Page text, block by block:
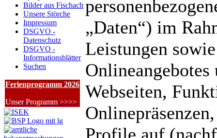
Bilder aus Fischach
Unsere Störche
Impressum
DSGVO -
Datenschutz
DSGVO -
Informationsblätter
Suchen
Ferienprogramm 2026
Unser Programm >>>>
„Daten“) im
Leistungen
Webseiten,